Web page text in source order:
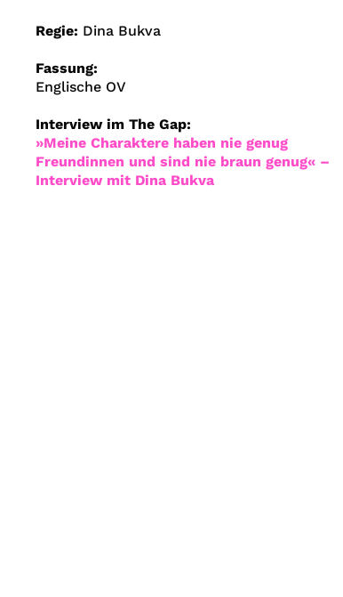
Regie: Dina Bukva
Fassung:
Englische OV
Interview im The Gap:
»Meine Charaktere haben nie genug
Freundinnen und sind nie braun genug« –
Interview mit Dina Bukva